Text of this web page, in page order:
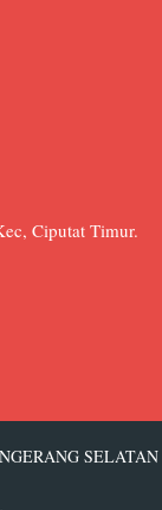
Ciputat Timur.
SELATAN